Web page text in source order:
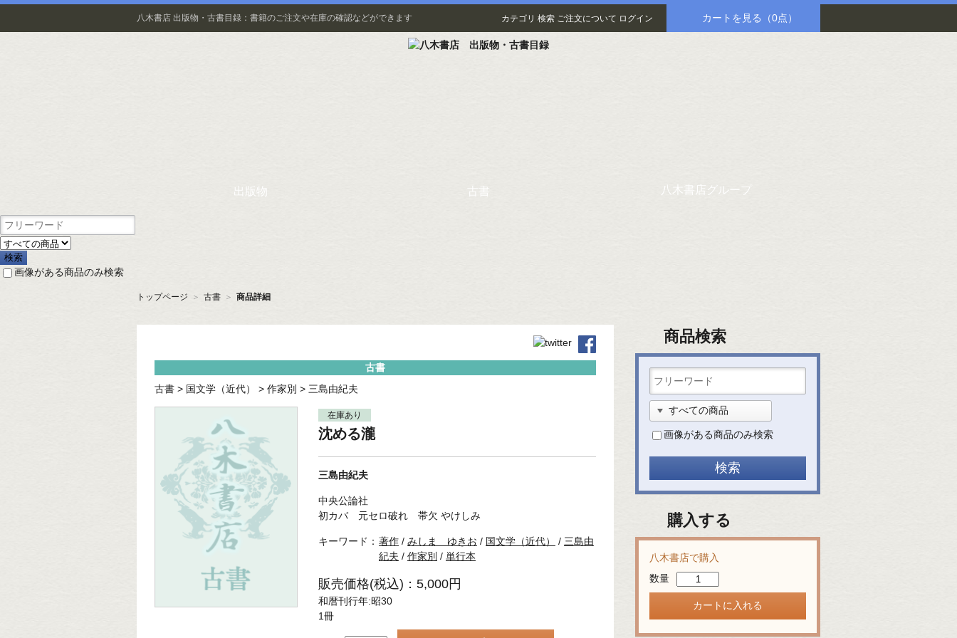
八木書店 出版物・古書目録：書籍のご注文や在庫の確認などができます カテゴリ 検索 ご注文について ログイン カートを見る （0点）
出版物 古書 八木書店グループ
画像がある商品のみ検索
トップページ ＞ 古書 ＞ 商品詳細
古書
古書 > 国文学（近代） > 作家別 > 三島由紀夫
在庫あり
沈める瀧
三島由紀夫
中央公論社
初カバ 元セロ破れ 帯欠 やけしみ
キーワード： 著作 / みしま ゆきお / 国文学（近代） / 三島由
紀夫 / 作家別 / 単行本
販売価格(税込)：5,000円
和暦刊行年:昭30
1冊
商品検索
画像がある商品のみ検索
購入する
八木書店で購入
数量